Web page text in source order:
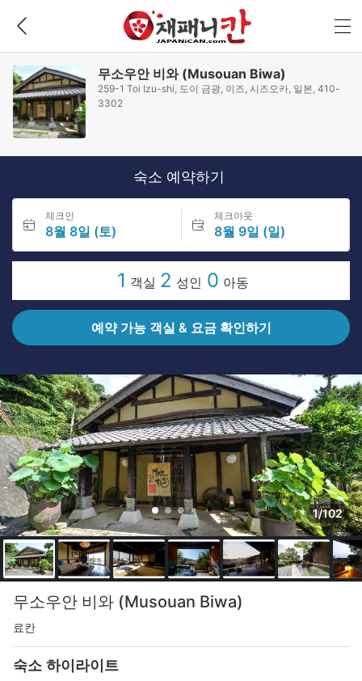
무소우안 비와 (Musouan Biwa)
259-1 Toi Izu-shi, 도이 금광, 이즈, 시즈오카, 일본, 410-
3302
숙소 예약하기
체크인
8월 8일 (토)
체크아웃
8월 9일 (일)
1 객실 2 성인 0 아동
예약 가능 객실 & 요금 확인하기
1/102
무소우안 비와 (Musouan Biwa)
료칸
숙소 하이라이트